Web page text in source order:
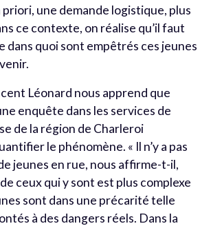
une demande logistique, plus
ce contexte, on réalise qu’il faut
dans quoi sont empêtrés ces jeunes
Léonard nous apprend que
enquête dans les services de
de la région de Charleroi
le phénomène. « Il n’y a pas
jeunes en rue, nous affirme-t-il,
ceux qui y sont est plus complexe
sont dans une précarité telle
à des dangers réels. Dans la